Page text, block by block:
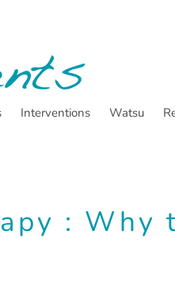
Interventions Watsu
: Why